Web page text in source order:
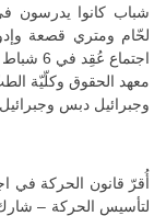
شباب كانوا يدرسون
لحّام ومتري قصعة
معهد الحقوق وكلّيّة
وجبرائيل دبس
لتأسيس الحركة –